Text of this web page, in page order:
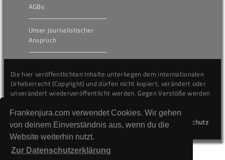
Frankenjura.com verwendet Cookies. Wir gehen
von deinem Einverständnis aus, wenn du die
Website weiterhin nutzt.
Zur Datenschutzerklärung
AGBs
Unser journalistischer
Anspruch
Die hier veröffentlichten Inhalte unterliegen dem internationalen
Urheberrecht (Copyright) und dürfen nicht kopiert, verändert oder
unverändert wiederveröffentlicht werden. Gegen Verstöße werden
Kontakt
Impressum Datenschutz